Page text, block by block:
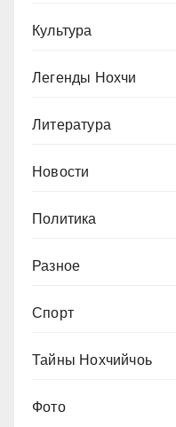
Культура
Легенды Нохчи
Литература
Новости
Политика
Разное
Спорт
Тайны Нохчийчоь
Фото